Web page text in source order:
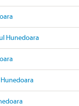
Hunedoara